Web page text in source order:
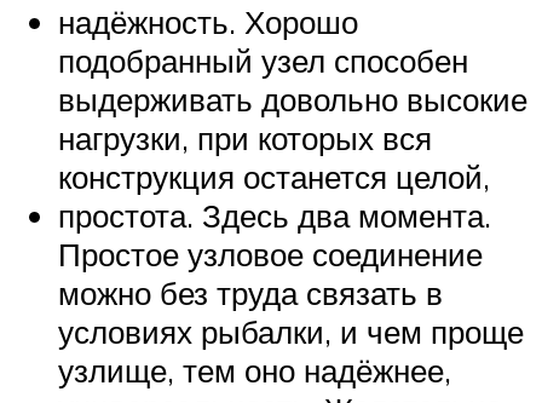
надёжность. Хорошо
подобранный узел способен
выдерживать довольно высокие
нагрузки, при которых вся
конструкция останется целой,
простота. Здесь два момента.
Простое узловое соединение
можно без труда связать в
условиях рыбалки, и чем проще
узлище, тем оно надёжнее,